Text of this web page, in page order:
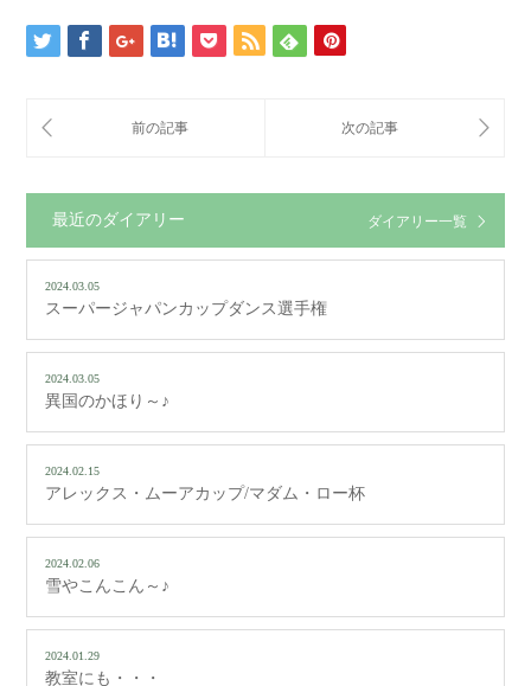
最近のダイアリー ダイアリー一覧
2024.03.05
スーパージャパンカップダンス選手権
2024.03.05
異国のかほり～♪
2024.02.15
アレックス・ムーアカップ/マダム・ロー杯
2024.02.06
雪やこんこん～♪
2024.01.29
教室にも・・・